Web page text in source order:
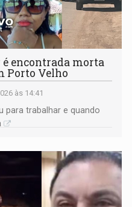
é encontrada morta
Porto Velho
às 14:41
para trabalhar e quando